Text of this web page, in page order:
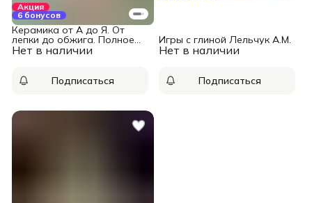
Акция
6 бонусов
Нет в наличии
Керамика от А до Я. От
лепки до обжига. Полное
пошаговое руководство по
Подписаться
Нет в наличии
Игры с глиной Лельчук А.М.
Подписаться